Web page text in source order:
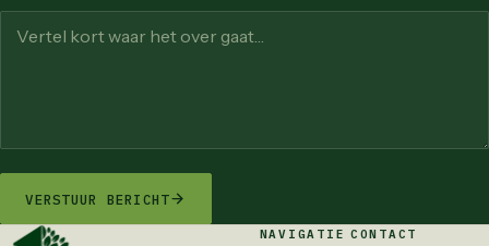
VERSTUUR BERICHT
NAVIGATIE CONTACT